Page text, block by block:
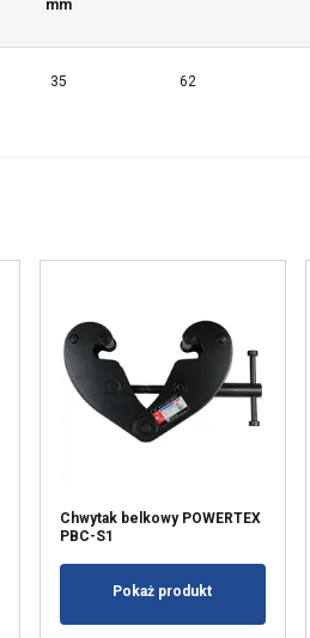
mm
35 62
Chwytak belkowy POWERTEX
PBC-S1
Pokaż produkt